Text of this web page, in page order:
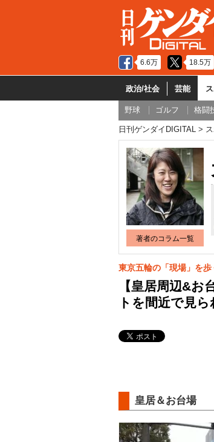
6.6万 18.5万
政治/社会 芸能
野球 ゴルフ 格闘
日刊ゲンダイDIGITAL
著者のコラム一覧
東京五輪の「現場」を歩
【皇居周辺&
トを間近で見
皇居＆お台場